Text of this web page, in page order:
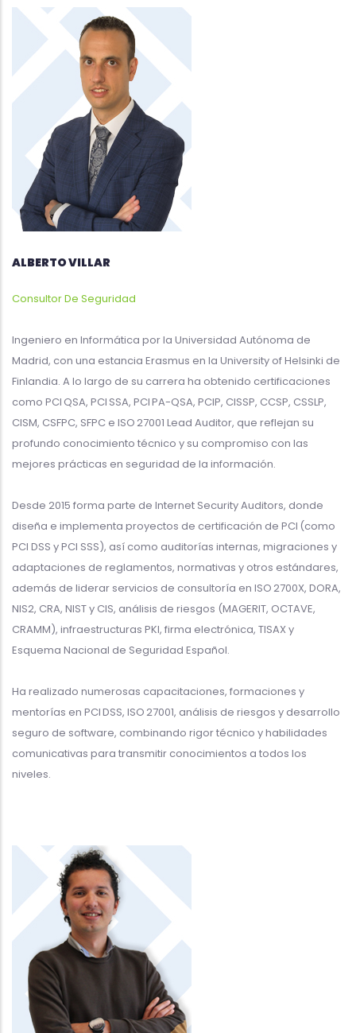
ALBERTO VILLAR
Consultor De Seguridad
Ingeniero en Informática por la Universidad Autónoma de
Madrid, con una estancia Erasmus en la University of Helsinki de
Finlandia. A lo largo de su carrera ha obtenido certificaciones
como PCI QSA, PCI SSA, PCI PA-QSA, PCIP, CISSP, CCSP, CSSLP,
CISM, CSFPC, SFPC e ISO 27001 Lead Auditor, que reflejan su
profundo conocimiento técnico y su compromiso con las
mejores prácticas en seguridad de la información.
Desde 2015 forma parte de Internet Security Auditors, donde
diseña e implementa proyectos de certificación de PCI (como
PCI DSS y PCI SSS), así como auditorías internas, migraciones y
adaptaciones de reglamentos, normativas y otros estándares,
además de liderar servicios de consultoría en ISO 2700X, DORA,
NIS2, CRA, NIST y CIS, análisis de riesgos (MAGERIT, OCTAVE,
CRAMM), infraestructuras PKI, firma electrónica, TISAX y
Esquema Nacional de Seguridad Español.
Ha realizado numerosas capacitaciones, formaciones y
mentorías en PCI DSS, ISO 27001, análisis de riesgos y desarrollo
seguro de software, combinando rigor técnico y habilidades
comunicativas para transmitir conocimientos a todos los
niveles.